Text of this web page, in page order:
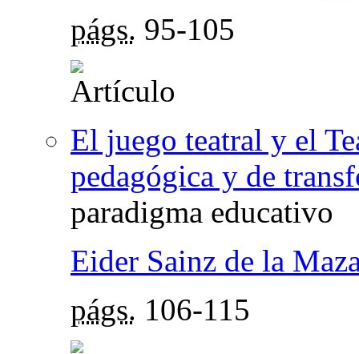
págs. 95-105
El juego teatral y el
pedagógica y de
paradigma educativo
Eider Sainz de la
págs. 106-115